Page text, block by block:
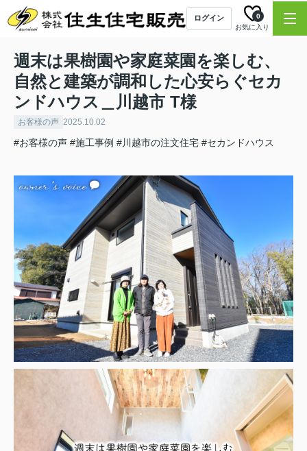
ログイン
お気に入り
0
週末は果樹園や家庭菜園を楽しむ、
自然と建築が調和した心安らぐセカ
ンドハウス＿川越市 T様
お客様の声 2025.10.02
#お客様の声 #施工事例 #川越市の注文住宅 #セカンドハウス